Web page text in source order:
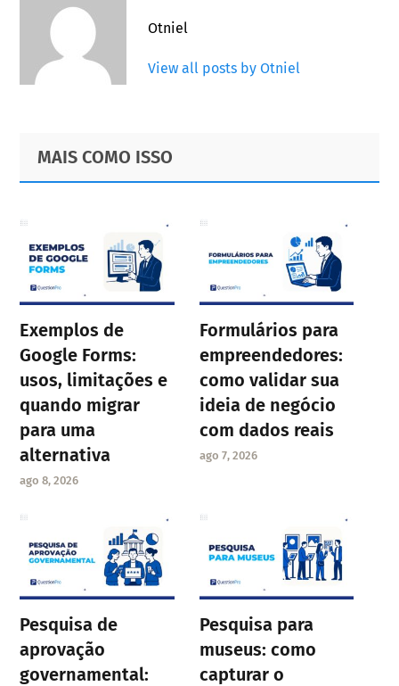
Otniel
View all posts by Otniel
Primary
Sidebar
Footer
MAIS COMO ISSO
Exemplos de
Google Forms:
usos, limitações e
quando migrar
para uma
alternativa
ago 8, 2026
Formulários para
empreendedores:
como validar sua
ideia de negócio
com dados reais
ago 7, 2026
Pesquisa de
aprovação
governamental:
Pesquisa para
museus: como
capturar o